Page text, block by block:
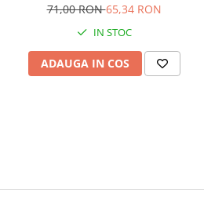
71,00 RON65,34 RON
IN STOC
ADAUGA IN COS